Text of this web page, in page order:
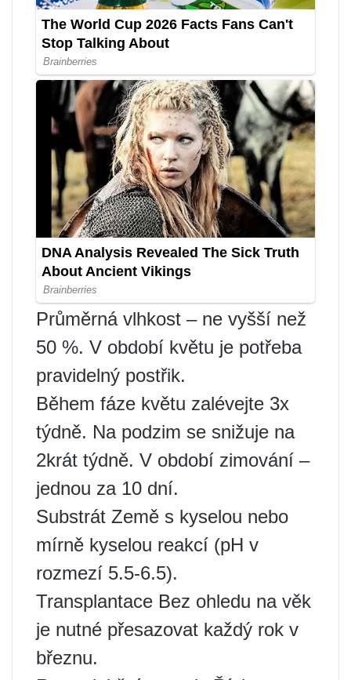
Průměrná vlhkost – ne vyšší než
50 %. V období květu je potřeba
pravidelný postřik.
Během fáze květu zalévejte 3x
týdně. Na podzim se snižuje na
2krát týdně. V období zimování –
jednou za 10 dní.
Substrát Země s kyselou nebo
mírně kyselou reakcí (pH v
rozmezí 5.5-6.5).
Transplantace Bez ohledu na věk
je nutné přesazovat každý rok v
březnu.